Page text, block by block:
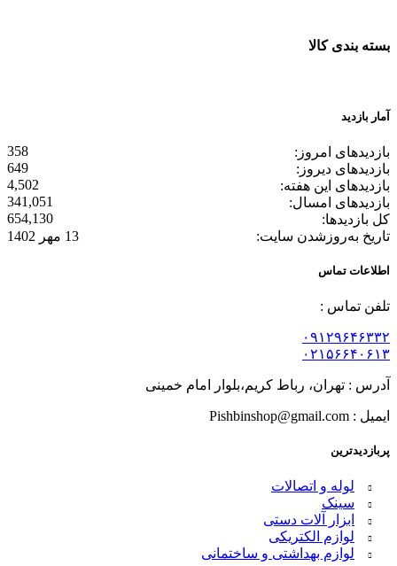
بسته بندی کالا
آمار بازدید
بازدیدهای امروز:
358
بازدیدهای دیروز:
649
بازدیدهای این هفته:
4,502
بازدیدهای امسال:
341,051
کل بازدیدها:
654,130
تاریخ به‌روزشدن سایت:
13 مهر 1402
اطلاعات تماس
تلفن تماس :
۰۹۱۲۹۶۴۶۳۳۲
۰۲۱۵۶۶۴۰۶۱۳
آدرس : تهران، رباط کریم،بلوار امام خمینی
ایمیل : Pishbinshop@gmail.com
پربازدیدترین
لوله و اتصالات
سینک
ابزار آلات دستی
لوازم الکتریکی
لوازم بهداشتی و ساختمانی